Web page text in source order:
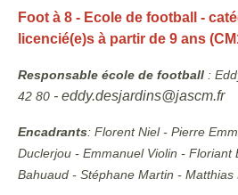
Foot à 8 - Ecole de football -
licencié(e)s à partir de 9 ans
Responsable école de football :
42 80 - eddy.desjardins@jascm.fr
Encadrants: Florent Niel - Pierre
Duclerjou - Emmanuel Violin - Floriant
Bahuaud - Stéphane Martin -